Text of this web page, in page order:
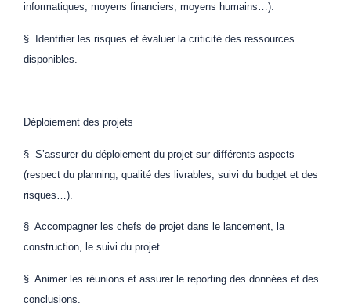
informatiques, moyens financiers, moyens humains…).
§ Identifier les risques et évaluer la criticité des ressources
disponibles.
Déploiement des projets
§ S’assurer du déploiement du projet sur différents aspects
(respect du planning, qualité des livrables, suivi du budget et des
risques…).
§ Accompagner les chefs de projet dans le lancement, la
construction, le suivi du projet.
§ Animer les réunions et assurer le reporting des données et des
conclusions.